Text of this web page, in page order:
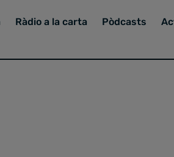
Ràdio a la carta Pòdcasts